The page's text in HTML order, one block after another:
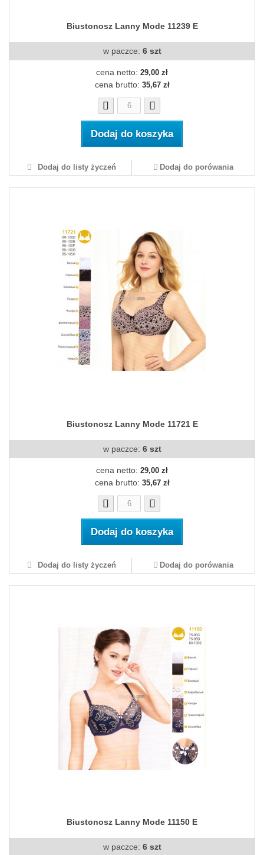
Biustonosz Lanny Mode 11239 E
w paczce: 6 szt
cena netto: 29,00 zł
cena brutto: 35,67 zł
Dodaj do koszyka
Dodaj do listy życzeń Dodaj do porówania
Biustonosz Lanny Mode 11721 E
w paczce: 6 szt
cena netto: 29,00 zł
cena brutto: 35,67 zł
Dodaj do koszyka
Dodaj do listy życzeń Dodaj do porówania
Biustonosz Lanny Mode 11150 E
w paczce: 6 szt